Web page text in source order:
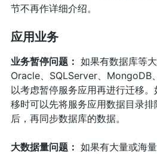
节不再作详细介绍。
应用业务
业务暂停问题： 如果有数据库等
Oracle、SQLServer、MongoDB
以考虑暂停服务应用再进行迁移
移时可以先将服务应用数据目录
后，再同步数据库的数据。
大数据量问题： 如果有大量或海